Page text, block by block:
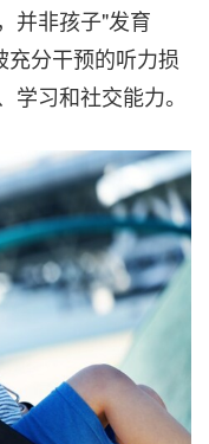
并非孩子"发育
分干预的听力损
习和社交能力。